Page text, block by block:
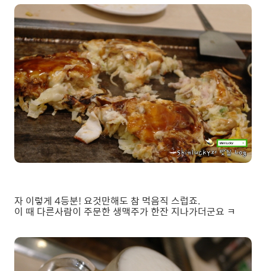
자 이렇게 4등분! 요것만해도 참 먹음직 스럽죠.
이 때 다른사람이 주문한 생맥주가 한잔 지나가더군요 ㅋ